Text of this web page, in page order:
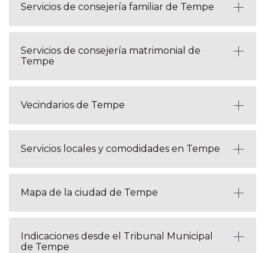
Servicios de consejería familiar de Tempe
Servicios de consejería matrimonial de
Tempe
Vecindarios de Tempe
Servicios locales y comodidades en Tempe
Mapa de la ciudad de Tempe
Indicaciones desde el Tribunal Municipal
de Tempe